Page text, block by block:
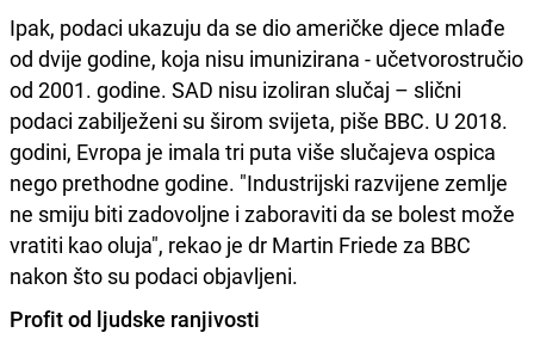
Ipak, podaci ukazuju da se dio američke djece mlađe
od dvije godine, koja nisu imunizirana - učetvorostručio
od 2001. godine. SAD nisu izoliran slučaj – slični
podaci zabilježeni su širom svijeta, piše BBC. U 2018.
godini, Evropa je imala tri puta više slučajeva ospica
nego prethodne godine. "Industrijski razvijene zemlje
ne smiju biti zadovoljne i zaboraviti da se bolest može
vratiti kao oluja", rekao je dr Martin Friede za BBC
nakon što su podaci objavljeni.
Profit od ljudske ranjivosti